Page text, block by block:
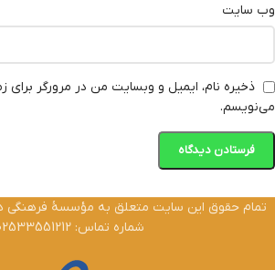
وب‌ سایت
ذخیره نام، ایمیل و وبسایت من در مرورگر برای
می‌نویسم.
تمام حقوق این سایت متعلق به مؤسسۀ فرهنگی
شماره تماس: 02533551212